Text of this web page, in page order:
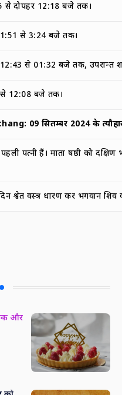
से दोपहर 12:18 बजे तक।
1:51 से 3:24 बजे तक।
12:43 से 01:32 बजे तक,
से 12:08 बजे तक।
09सितम्बर 2024 के
पहली पत्नी हैं। माता षष्ठी को
श्वेत वस्त्र धारण कर भगवान
और